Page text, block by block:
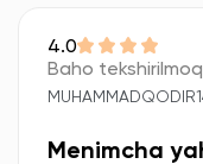
4.0
Baho
MUHAMMADQODIR
Menimcha